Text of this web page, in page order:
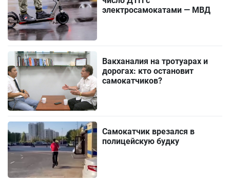
электросамокатами — МВД
Вакханалия на тротуарах и
дорогах: кто остановит
самокатчиков?
Самокатчик врезался в
полицейскую будку